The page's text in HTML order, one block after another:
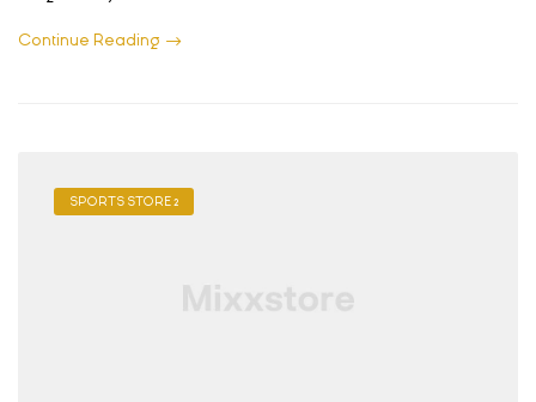
Continue Reading
SPORTS STORE 2